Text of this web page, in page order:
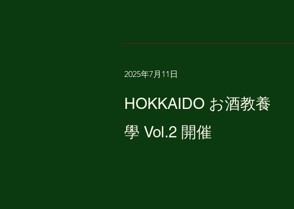
2025年7月11日
HOKKAIDO お酒教養
學 Vol.2 開催